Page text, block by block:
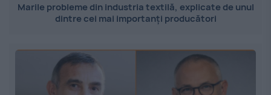
Marile probleme din industria textilă, explicate de unul
dintre cei mai importanți producători